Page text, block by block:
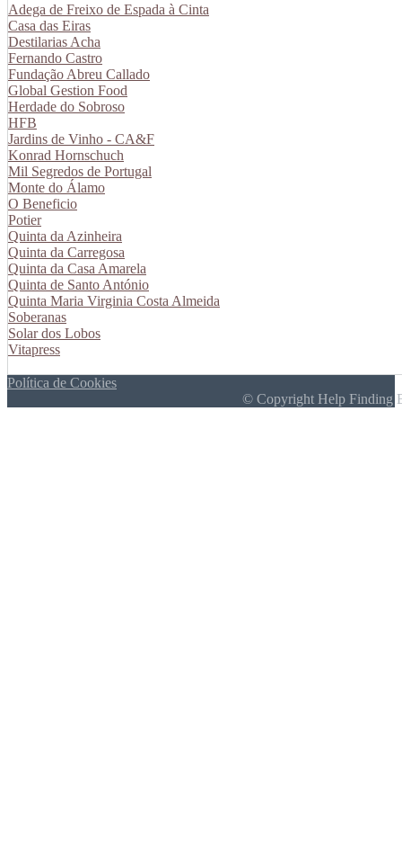
Adega de Freixo de Espada à Cinta
Casa das Eiras
Destilarias Acha
Fernando Castro
Fundação Abreu Callado
Global Gestion Food
Herdade do Sobroso
HFB
Jardins de Vinho - CA&F
Konrad Hornschuch
Mil Segredos de Portugal
Monte do Álamo
O Beneficio
Potier
Quinta da Azinheira
Quinta da Carregosa
Quinta da Casa Amarela
Quinta de Santo António
Quinta Maria Virginia Costa Almeida
Soberanas
Solar dos Lobos
Vitapress
Política de Cookies
© Copyright Help Finding